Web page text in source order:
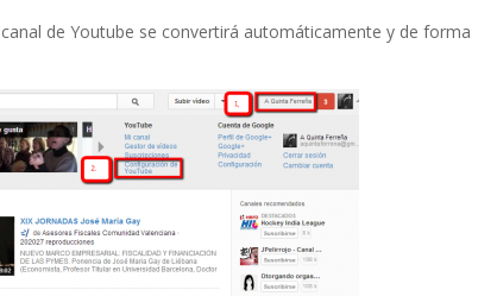
de Youtube se convertirá automáticamente y de forma